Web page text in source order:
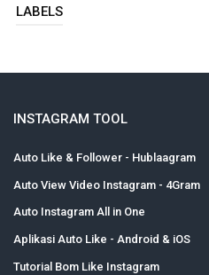
LABELS
INSTAGRAM TOOL
Auto Like & Follower - Hublaagram
Auto View Video Instagram - 4Gram
Auto Instagram All in One
Aplikasi Auto Like - Android & iOS
Tutorial Bom Like Instagram